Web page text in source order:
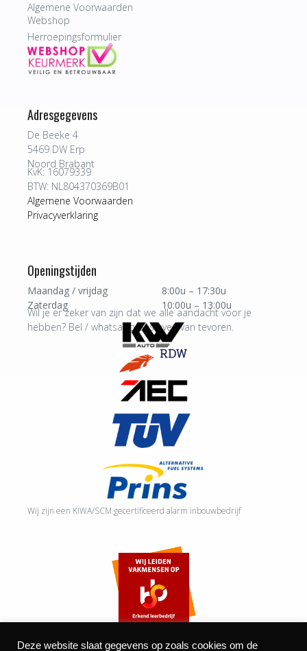
Algemene Voorwaarden
Webshop
Herroepingsformulier
Adresgegevens
De Beeke 4
5469 DW Erp
Noord Brabant
KvK: 16079339
BTW: NL804370369B01
Algemene Voorwaarden
Privacyverklaring
Openingstijden
Maandag / vrijdag
8:00u – 17:30u
Zaterdag
10:00u – 13:00u
Wil je er zeker van zijn dat we alle aandacht voor je
hebben? Bel / whatsapp ons even van tevoren.
Wij zijn een KIWA/SCM gecertificeerd alarm inbouwbedrijf
Deze website slaat gegevens op zoals cookies om de